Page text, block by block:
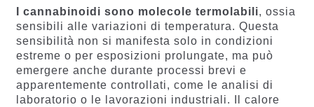
I cannabinoidi sono molecole termolabili, ossia
sensibili alle variazioni di temperatura. Questa
sensibilità non si manifesta solo in condizioni
estreme o per esposizioni prolungate, ma può
emergere anche durante processi brevi e
apparentemente controllati, come le analisi di
laboratorio o le lavorazioni industriali. Il calore